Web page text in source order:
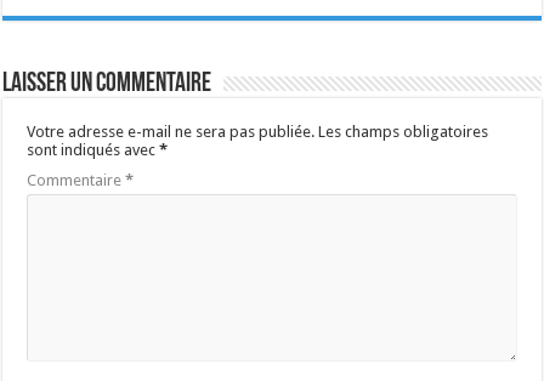
Laisser un commentaire
Votre adresse e-mail ne sera pas publiée. Les champs obligatoires
sont indiqués avec*
Commentaire*